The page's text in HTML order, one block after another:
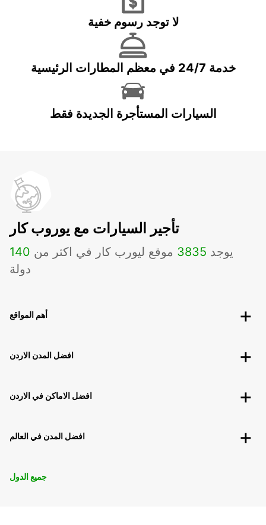
لا توجد رسوم خفية
خدمة 24/7 في معظم المطارات الرئيسية
السيارات المستأجرة الجديدة فقط
تأجير السيارات مع يوروب كار
يوجد 3835 موقع ليورب كار في اكثر من 140
دولة
أهم المواقع
افضل المدن الاردن
افضل الاماكن في الاردن
افضل المدن في العالم
جميع الدول